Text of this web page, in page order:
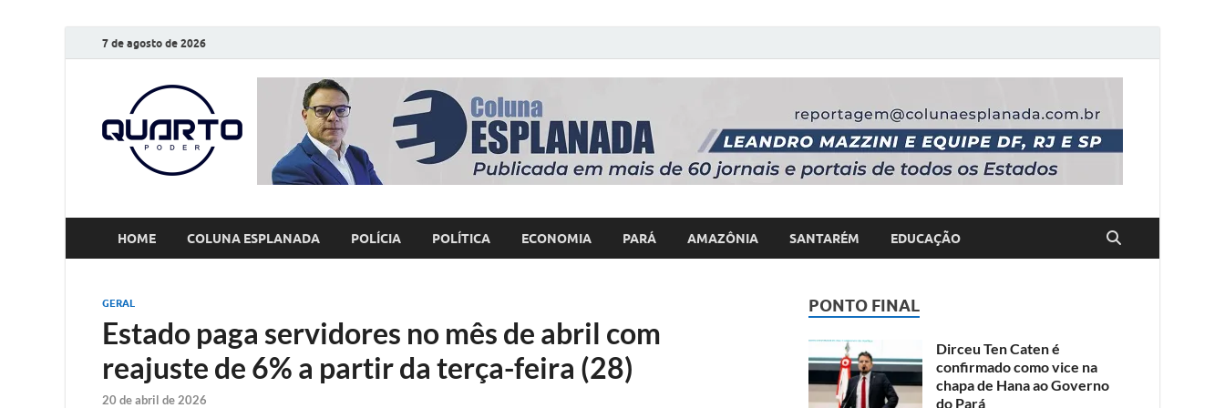
7 de agosto de 2026
O Quarto Poder
Notícias todos os dias
HOME COLUNA ESPLANADA POLÍCIA POLÍTICA ECONOMIA PARÁ AMAZÔNIA SANTARÉM EDUCAÇÃO
GERAL
Estado paga servidores no mês de abril com
reajuste de 6% a partir da terça-feira (28)
20 de abril de 2026
PONTO FINAL
Dirceu Ten Caten é
confirmado como vice na
chapa de Hana ao Governo
do Pará